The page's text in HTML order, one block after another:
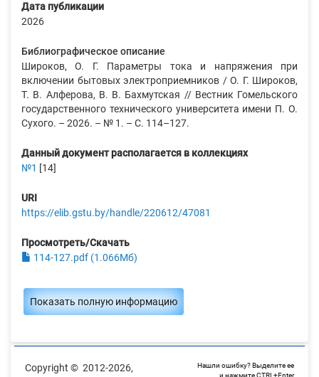
Дата публикации
2026
Библиографическое описание
Широков, О. Г. Параметры тока и напряжения при
включении бытовых электроприемников / О. Г. Широков,
Т. В. Алферова, В. В. Бахмутская // Вестник Гомельского
государственного технического университета имени П. О.
Сухого. – 2026. – № 1. – С. 114–127.
Данный документ располагается в коллекциях
№1 [14]
URI
https://elib.gstu.by/handle/220612/47081
Просмотреть/Скачать
114-127.pdf (1.066Мб)
Показать полную информацию
Copyright © 2012-2026,
Нашли ошибку? Выделите ее
и нажмите CTRL+Enter